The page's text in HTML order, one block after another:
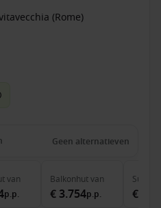
(Rome)
Geen alternatieven
van
p.p.
Balkonhutvan
€ 3.754p.p.
Suite
€